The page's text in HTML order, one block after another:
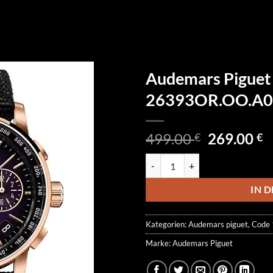
Audemars
499.00€
499.00 €
269.00€
IN
Kategorien:Audemars piguet, Code
Marke:Audemars Piguet